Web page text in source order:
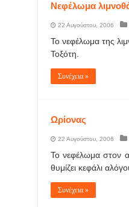
Νεφέλωμα
22 Αυγούστου, 2006
Το νεφέλωμα της
Τοξότη.
Συνέχεια »
Ωρίονας
22 Αυγούστου, 2006
Το νεφέλωμα στον
θυμίζει κεφάλι
Συνέχεια »